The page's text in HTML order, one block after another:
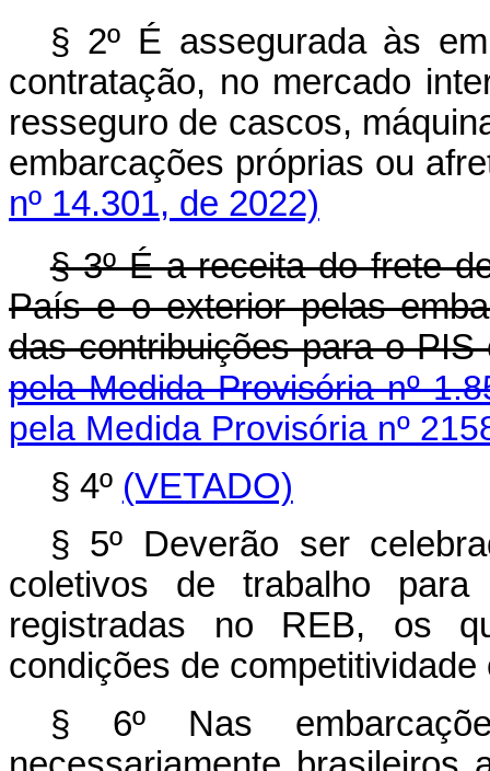
§ 2º É assegurada às
contratação, no mercado
resseguro de cascos,
embarcações próprias
nº 14.301, de 2022)
§ 3º É a receita do frete
País e o exterior pelas
das contribuições
pela Medida Provisória nº
pela Medida Provisória nº
§ 4º (VETADO)
§ 5º Deverão ser
coletivos de trabalho
registradas no REB, os
condições de
§ 6º Nas